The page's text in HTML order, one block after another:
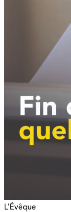
L’Évêque